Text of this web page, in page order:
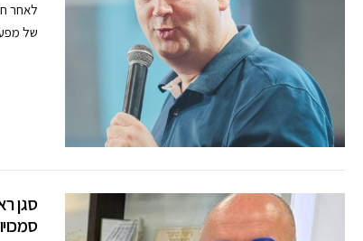
לאחר
של
סגן